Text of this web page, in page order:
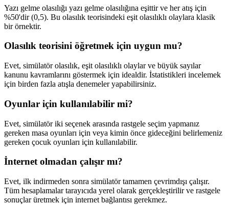
Yazı gelme olasılığı yazı gelme olasılığına eşittir ve her atış için
%50'dir (0,5). Bu olasılık teorisindeki eşit olasılıklı olaylara klasik
bir örnektir.
Olasılık teorisini öğretmek için uygun mu?
Evet, simülatör olasılık, eşit olasılıklı olaylar ve büyük sayılar
kanunu kavramlarını göstermek için idealdir. İstatistikleri incelemek
için birden fazla atışla denemeler yapabilirsiniz.
Oyunlar için kullanılabilir mi?
Evet, simülatör iki seçenek arasında rastgele seçim yapmanız
gereken masa oyunları için veya kimin önce gideceğini belirlemeniz
gereken çocuk oyunları için kullanılabilir.
İnternet olmadan çalışır mı?
Evet, ilk indirmeden sonra simülatör tamamen çevrimdışı çalışır.
Tüm hesaplamalar tarayıcıda yerel olarak gerçekleştirilir ve rastgele
sonuçlar üretmek için internet bağlantısı gerekmez.